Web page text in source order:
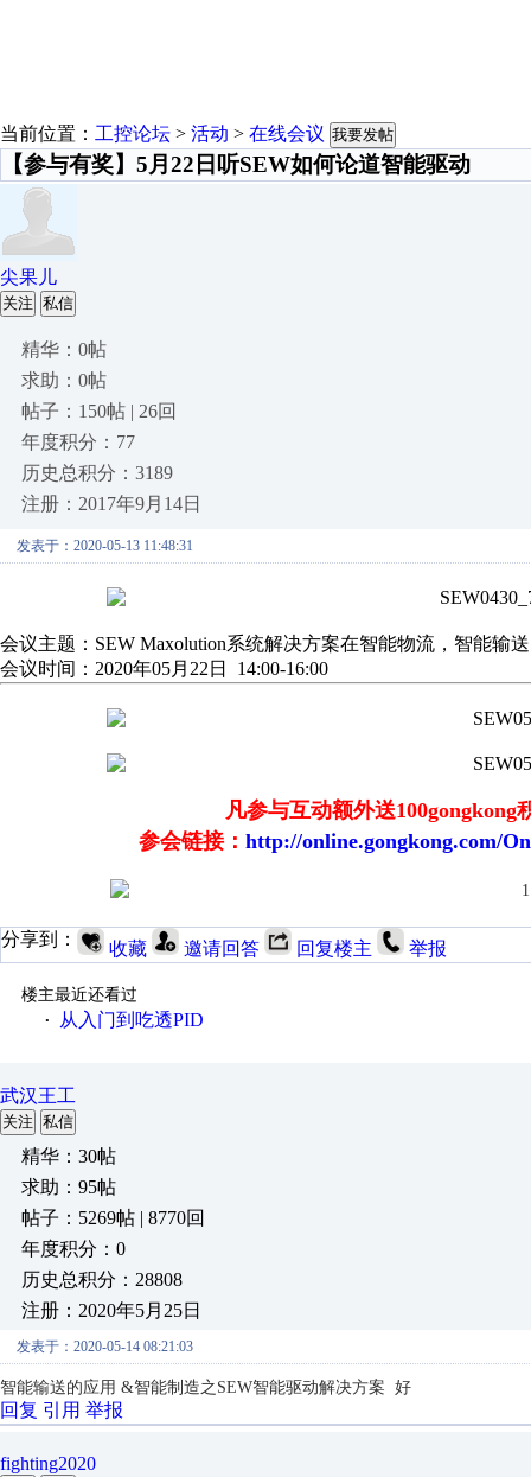
当前位置： 工控论坛 > 活动 > 在线会议 我要发帖
【参与有奖】5月22日听SEW如何论道智能驱动
尖果儿
关注 私信
精华：0帖
求助：0帖
帖子：150帖 | 26回
年度积分：77
历史总积分：3189
注册：2017年9月14日
发表于：2020-05-13 11:48:31
会议主题：SEW Maxolution系统解决方案在智能物流，智能输
会议时间：2020年05月22日 14:00-16:00
凡参与互动额外送
参会链接： http://online.gongkong.com/
分享到： 收藏 邀请回答 回复楼主 举报
楼主最近还看过
·
从入门到吃透PID
武汉王工
关注 私信
精华：30帖
求助：95帖
帖子：5269帖 | 8770回
年度积分：0
历史总积分：28808
注册：2020年5月25日
发表于：2020-05-14 08:21:03
智能输送的应用 &智能制造之SEW智能驱动解决方案 好
回复 引用 举报
fighting2020